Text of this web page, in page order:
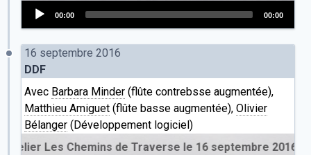
Player
00:00 00:00
16 septembre 2016
DDF
Avec Barbara Minder (flûte contrebsse augmentée),
Matthieu Amiguet (flûte basse augmentée), Olivier
Bélanger (Développement logiciel)
Les Chemins de Traverse le 16 septembre 2016